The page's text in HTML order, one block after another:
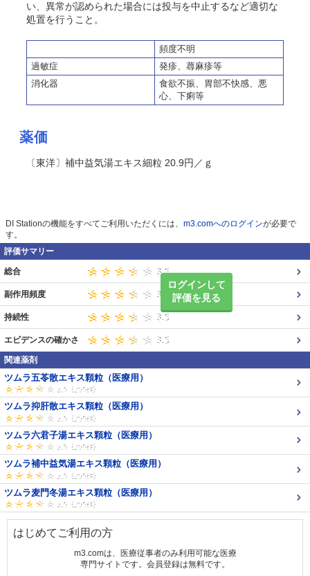
い、異常が認められた場合には投与を中止するなど適切な
処置を行うこと。
頻度不明
過敏症
発疹、蕁麻疹等
消化器
食欲不振、胃部不快感、悪
心、下痢等
薬価
〔東洋〕補中益気湯エキス細粒 20.9円／ｇ
DI Stationの機能をすべてご利用いただくには、 m3.comへのログインが必要で
す。
評価サマリー
ログインして
評価を見る
総合
副作用頻度
持続性
エビデンスの確かさ
関連薬剤
ツムラ五苓散エキス顆粒（医療用）
ツムラ抑肝散エキス顆粒（医療用）
ツムラ六君子湯エキス顆粒（医療用）
ツムラ補中益気湯エキス顆粒（医療用）
ツムラ麦門冬湯エキス顆粒（医療用）
はじめてご利用の方
m3.comは、医療従事者のみ利用可能な医療
専門サイトです。会員登録は無料です。